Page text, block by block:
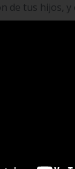
de tus hijos,
más
de
los
planes